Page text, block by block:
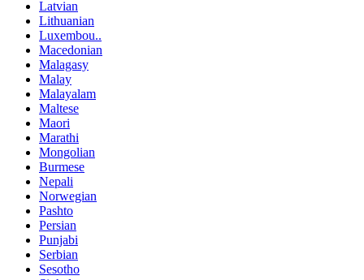
Latvian
Lithuanian
Luxembou..
Macedonian
Malagasy
Malay
Malayalam
Maltese
Maori
Marathi
Mongolian
Burmese
Nepali
Norwegian
Pashto
Persian
Punjabi
Serbian
Sesotho